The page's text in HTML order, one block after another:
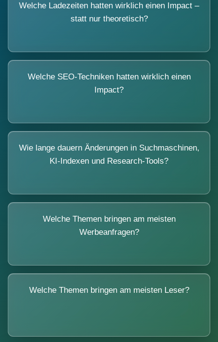
Welche Ladezeiten hatten wirklich einen Impact –
statt nur theoretisch?
Welche SEO-Techniken hatten wirklich einen
Impact?
Wie lange dauern Änderungen in Suchmaschinen,
KI-Indexen und Research-Tools?
Welche Themen bringen am meisten
Werbeanfragen?
Welche Themen bringen am meisten Leser?